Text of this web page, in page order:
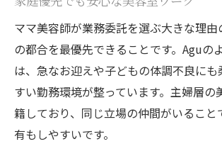
ママ美容師が業務委託を選ぶ大きな理
の都合を最優先できることです。Aguの
は、急なお迎えや子どもの体調不良にも
すい勤務環境が整っています。主婦層の
籍しており、同じ立場の仲間がいること
有もしやすいです。